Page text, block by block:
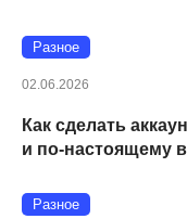
Разное
02.06.2026
Как сделать
и по-настоящему
Разное